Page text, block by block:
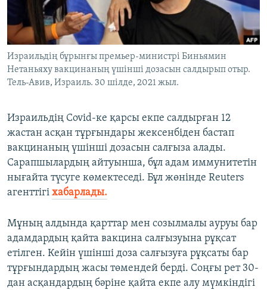
Басқа тілдерде
Израильдің бұрынғы премьер-министрі Биньямин
Нетаньяху вакцинаның үшінші дозасын салдырып отыр.
Тель-Авив, Израиль. 30 шілде, 2021 жыл.
Израильдің Covid-ке қарсы екпе салдырған 12
жастан асқан тұрғындары жексенбіден бастап
вакцинаның үшінші дозасын салғыза алады.
Сарапшылардың айтуынша, бұл адам иммунитетін
нығайта түсуге көмектеседі. Бұл жөнінде Reuters
агенттігі хабарлады.
Мұның алдында қарттар мен созылмалы ауруы бар
адамдардың қайта вакцина салғызуына рұқсат
етілген. Кейін үшінші доза салғызуға рұқсаты бар
тұрғындардың жасы төмендей берді. Соңғы рет 30-
дан асқандардың бәріне қайта екпе алу мүмкіндігі